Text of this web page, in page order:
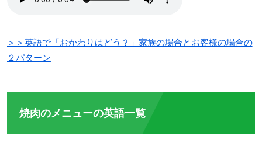
＞＞英語で「おかわりはどう？」家族の場合とお客様の場合の
２パターン
焼肉のメニューの英語一覧